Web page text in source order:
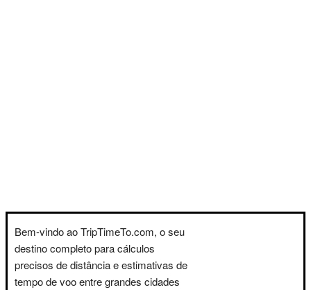
Bem-vindo ao TripTimeTo.com, o seu
destino completo para cálculos
precisos de distância e estimativas de
tempo de voo entre grandes cidades